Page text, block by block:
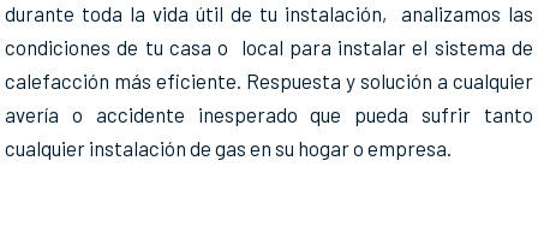
durante toda la vida útil de tu instalación, analizamos las
condiciones de tu casa o local para instalar el sistema de
calefacción más eficiente. Respuesta y solución a cualquier
avería o accidente inesperado que pueda sufrir tanto
cualquier instalación de gas en su hogar o empresa.